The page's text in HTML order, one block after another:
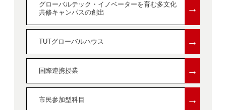
グローバルテック・イノベーターを育む多文化
共修キャンパスの創出
→
TUTグローバルハウス →
国際連携授業 →
市民参加型科目 →